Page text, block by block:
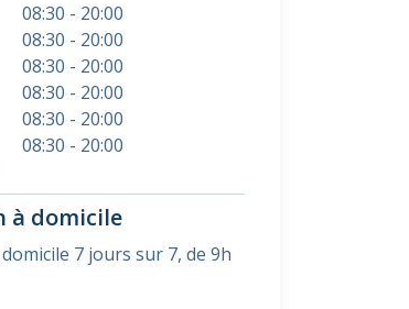
08:30 - 20:00
08:30 - 20:00
08:30 - 20:00
08:30 - 20:00
08:30 - 20:00
08:30 - 20:00
à domicile
7 jours sur 7, de 9h